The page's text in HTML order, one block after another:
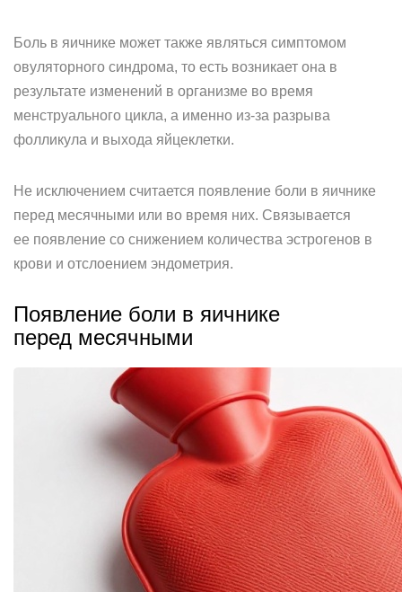
Боль в яичнике может также являться симптомом
овуляторного синдрома, то есть возникает она в
результате изменений в организме во время
менструального цикла, а именно из-за разрыва
фолликула и выхода яйцеклетки.
Не исключением считается появление боли в яичнике
перед месячными или во время них. Связывается
ее появление со снижением количества эстрогенов в
крови и отслоением эндометрия.
Появление боли в яичнике
перед месячными